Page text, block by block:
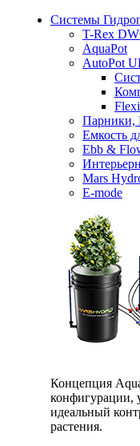
Системы
T-Rex
AquaPot
AutoPot
Парники,
Емкость
Ebb &
Mars
E-mode
Концепция
конфигурации,
идеальный
растения.